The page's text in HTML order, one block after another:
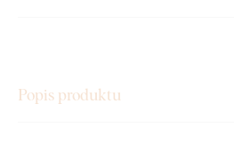
Popis produktu